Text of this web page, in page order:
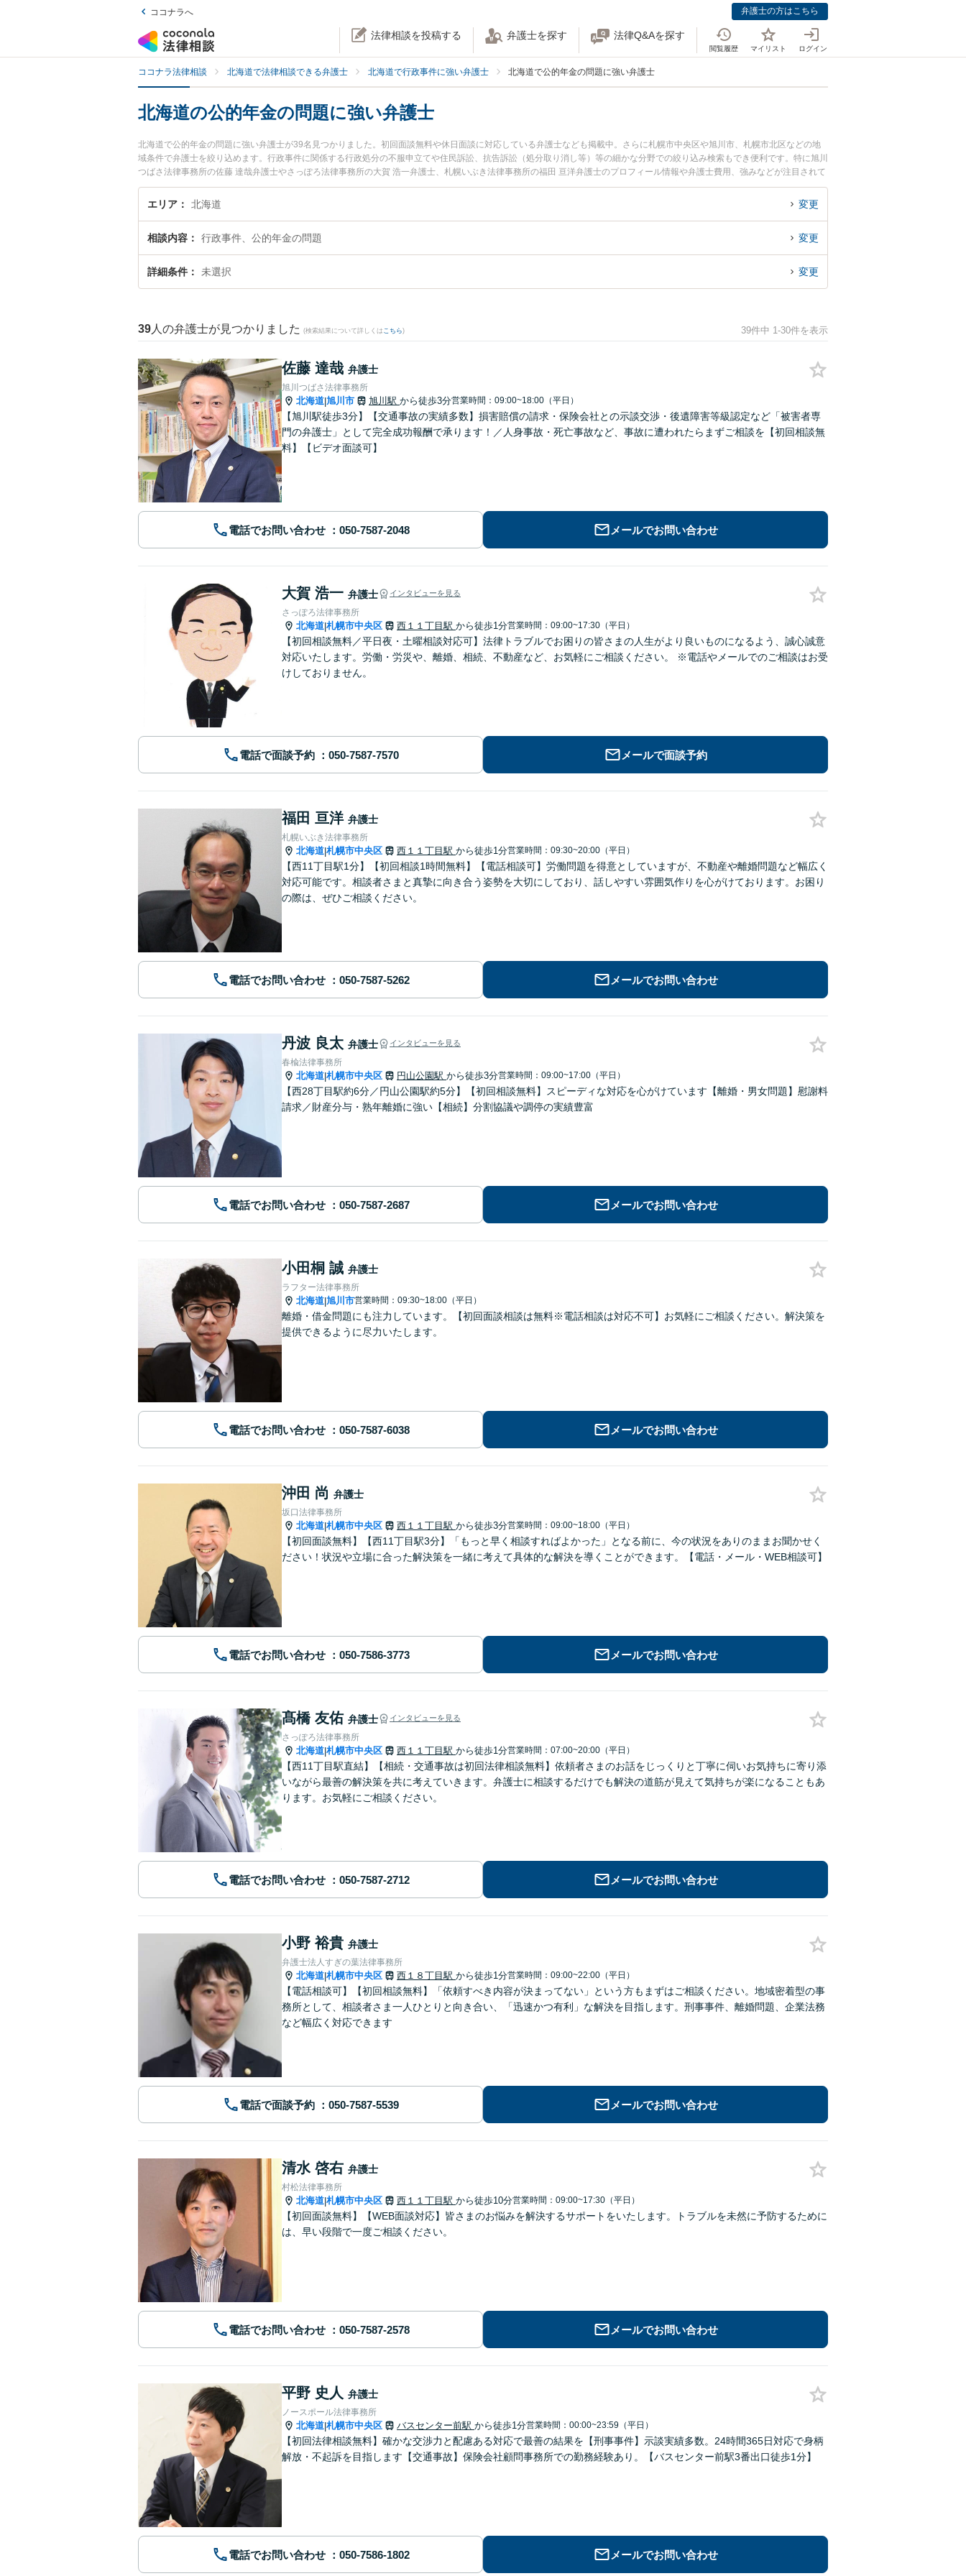
ココナラへ 弁護士の方はこちら
法律相談を投稿する 弁護士を探す 法律Q&Aを探す
閲覧履歴 マイリスト ログイン
ココナラ法律相談 北海道で法律相談できる弁護士 北海道で行政事件に強い弁護士 北海道で公的年金の問題に強い弁護士
北海道の公的年金の問題に強い弁護士
北海道で公的年金の問題に強い弁護士が39名見つかりました。初回面談無料や休日面談に対応している弁護士なども掲載中。さらに札幌市中央区や旭川市、札幌市北区などの地
域条件で弁護士を絞り込めます。行政事件に関係する行政処分の不服申立てや住民訴訟、抗告訴訟（処分取り消し等）等の細かな分野での絞り込み検索もでき便利です。特に旭川
つばさ法律事務所の佐藤 達哉弁護士やさっぽろ法律事務所の大賀 浩一弁護士、札幌いぶき法律事務所の福田 亘洋弁護士のプロフィール情報や弁護士費用、強みなどが注目されて
います。『北海道で土日や夜間に発生した公的年金の問題のトラブルを今すぐに弁護士に相談したい』『公的年金の問題のトラブル解決の実績豊富な近くの弁護士を検索したい』
『初回相談無料で公的年金の問題を法律相談できる北海道内の弁護士に相談予約したい』などでお困りの相談者さんにおすすめです。
エリア 北海道 変更
相談内容 行政事件、公的年金の問題 変更
詳細条件 未選択 変更
39 人の弁護士が見つかりました (検索結果について詳しくは こちら) 39件中 1-30件を表示
佐藤 達哉 弁護士
旭川つばさ法律事務所
北海道|旭川市 旭川駅 から徒歩3分営業時間：09:00~18:00（平日）
【旭川駅徒歩3分】【交通事故の実績多数】損害賠償の請求・保険会社との示談交渉・後遺障害等級認定など「被害者専
門の弁護士」として完全成功報酬で承ります！／人身事故・死亡事故など、事故に遭われたらまずご相談を【初回相談無
料】【ビデオ面談可】
電話でお問い合わせ メールでお問い合わせ
大賀 浩一 弁護士 インタビューを見る
さっぽろ法律事務所
北海道|札幌市中央区 西１１丁目駅 から徒歩1分営業時間：09:00~17:30（平日）
【初回相談無料／平日夜・土曜相談対応可】法律トラブルでお困りの皆さまの人生がより良いものになるよう、誠心誠意
対応いたします。労働・労災や、離婚、相続、不動産など、お気軽にご相談ください。 ※電話やメールでのご相談はお受
けしておりません。
電話で面談予約 メールで面談予約
福田 亘洋 弁護士
札幌いぶき法律事務所
北海道|札幌市中央区 西１１丁目駅 から徒歩1分営業時間：09:30~20:00（平日）
【西11丁目駅1分】【初回相談1時間無料】【電話相談可】労働問題を得意としていますが、不動産や離婚問題など幅広く
対応可能です。相談者さまと真摯に向き合う姿勢を大切にしており、話しやすい雰囲気作りを心がけております。お困り
の際は、ぜひご相談ください。
電話でお問い合わせ メールでお問い合わせ
丹波 良太 弁護士 インタビューを見る
春楡法律事務所
北海道|札幌市中央区 円山公園駅 から徒歩3分営業時間：09:00~17:00（平日）
【西28丁目駅約6分／円山公園駅約5分】【初回相談無料】スピーディな対応を心がけています【離婚・男女問題】慰謝料
請求／財産分与・熟年離婚に強い【相続】分割協議や調停の実績豊富
電話でお問い合わせ メールでお問い合わせ
小田桐 誠 弁護士
ラフター法律事務所
北海道|旭川市営業時間：09:30~18:00（平日）
離婚・借金問題にも注力しています。【初回面談相談は無料※電話相談は対応不可】お気軽にご相談ください。解決策を
提供できるように尽力いたします。
電話でお問い合わせ メールでお問い合わせ
沖田 尚 弁護士
坂口法律事務所
北海道|札幌市中央区 西１１丁目駅 から徒歩3分営業時間：09:00~18:00（平日）
【初回面談無料】【西11丁目駅3分】「もっと早く相談すればよかった」となる前に、今の状況をありのままお聞かせく
ださい！状況や立場に合った解決策を一緒に考えて具体的な解決を導くことができます。【電話・メール・WEB相談可】
電話でお問い合わせ メールでお問い合わせ
髙橋 友佑 弁護士 インタビューを見る
さっぽろ法律事務所
北海道|札幌市中央区 西１１丁目駅 から徒歩1分営業時間：07:00~20:00（平日）
【西11丁目駅直結】【相続・交通事故は初回法律相談無料】依頼者さまのお話をじっくりと丁寧に伺いお気持ちに寄り添
いながら最善の解決策を共に考えていきます。弁護士に相談するだけでも解決の道筋が見えて気持ちが楽になることもあ
ります。お気軽にご相談ください。
電話でお問い合わせ メールでお問い合わせ
小野 裕貴 弁護士
弁護士法人すぎの葉法律事務所
北海道|札幌市中央区 西１８丁目駅 から徒歩1分営業時間：09:00~22:00（平日）
【電話相談可】【初回相談無料】「依頼すべき内容が決まってない」という方もまずはご相談ください。地域密着型の事
務所として、相談者さま一人ひとりと向き合い、「迅速かつ有利」な解決を目指します。刑事事件、離婚問題、企業法務
など幅広く対応できます
電話で面談予約 メールでお問い合わせ
清水 啓右 弁護士
村松法律事務所
北海道|札幌市中央区 西１１丁目駅 から徒歩10分営業時間：09:00~17:30（平日）
【初回面談無料】【WEB面談対応】皆さまのお悩みを解決するサポートをいたします。トラブルを未然に予防するために
は、早い段階で一度ご相談ください。
電話でお問い合わせ メールでお問い合わせ
平野 史人 弁護士
ノースポール法律事務所
北海道|札幌市中央区 バスセンター前駅 から徒歩1分営業時間：00:00~23:59（平日）
【初回法律相談無料】確かな交渉力と配慮ある対応で最善の結果を【刑事事件】示談実績多数。24時間365日対応で身柄
解放・不起訴を目指します【交通事故】保険会社顧問事務所での勤務経験あり。【バスセンター前駅3番出口徒歩1分】
電話でお問い合わせ メールでお問い合わせ